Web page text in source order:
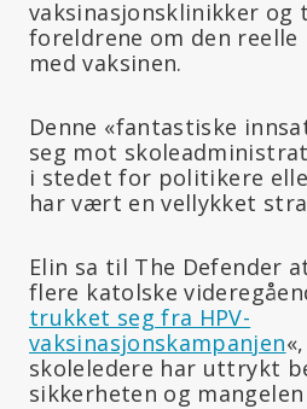
vaksinasjonsklinikker og
foreldrene om den
med vaksinen.
Denne «fantastiske
seg mot
i stedet for politikere
har vært en vellykket
Elin sa til The Defender
flere katolske
trukket seg fra HPV-
vaksinasjonskampanjen
skoleledere har uttrykt
sikkerheten og